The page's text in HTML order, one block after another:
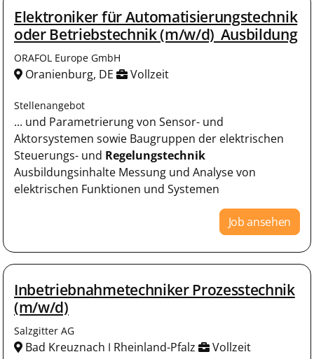
Elektroniker für Automatisierungstechnik
oder Betriebstechnik (m/w/d)_Ausbildung
ORAFOL Europe GmbH
Oranienburg, DE Vollzeit
Stellenangebot
... und Parametrierung von Sensor- und
Aktorsystemen sowie Baugruppen der elektrischen
Steuerungs- und Regelungstechnik
Ausbildungsinhalte Messung und Analyse von
elektrischen Funktionen und Systemen
Job ansehen
Inbetriebnahmetechniker Prozesstechnik
(m/w/d)
Salzgitter AG
Bad Kreuznach ǀ Rheinland-Pfalz Vollzeit